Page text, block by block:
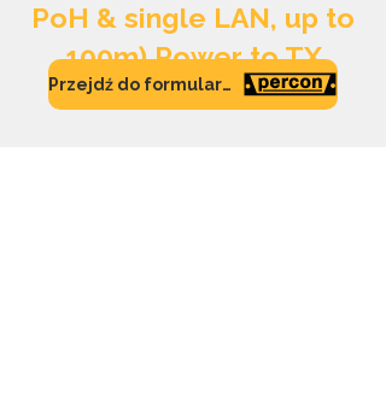
PoH & single LAN, up to
100m) Power to TX
Przejdź do formularza